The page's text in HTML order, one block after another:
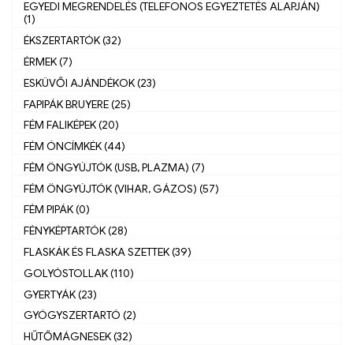
EGYEDI MEGRENDELÉS (TELEFONOS EGYEZTETÉS ALAPJÁN)
(1)
ÉKSZERTARTÓK (32)
ÉRMEK (7)
ESKÜVŐI AJÁNDÉKOK (23)
FAPIPÁK BRUYERE (25)
FÉM FALIKÉPEK (20)
FÉM ÓNCÍMKÉK (44)
FÉM ÖNGYÚJTÓK (USB, PLAZMA) (7)
FÉM ÖNGYÚJTÓK (VIHAR, GÁZOS) (57)
FÉM PIPÁK (0)
FÉNYKÉPTARTÓK (28)
FLASKÁK ÉS FLASKA SZETTEK (39)
GOLYÓSTOLLAK (110)
GYERTYÁK (23)
GYÓGYSZERTARTÓ (2)
HŰTŐMÁGNESEK (32)